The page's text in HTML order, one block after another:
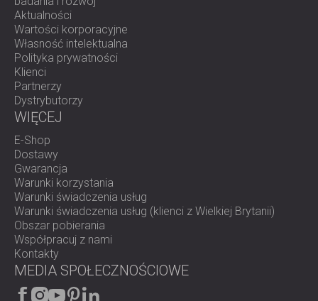
Aktualności
Wartości korporacyjne
Własność intelektualna
Polityka prywatności
Klienci
Partnerzy
Dystrybutorzy
WIĘCEJ
E-Shop
Dostawy
Gwarancja
Warunki korzystania
Warunki świadczenia usług
Warunki świadczenia usług (klienci z Wielkiej Brytanii)
Obszar pobierania
Współpracuj z nami
Kontakty
MEDIA SPOŁECZNOŚCIOWE